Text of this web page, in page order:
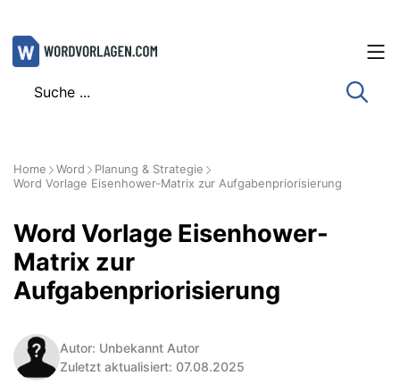
Zum
Inhalt
Home Word
Planung & Strategie
Word Vorlage Eisenhower-Matrix zur Aufgabenpriorisierung
Word Vorlage Eisenhower-
Matrix zur
Aufgabenpriorisierung
Autor: Unbekannt Autor
Zuletzt aktualisiert: 07.08.2025